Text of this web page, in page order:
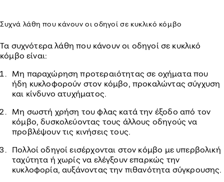
Συχνά λάθη που κάνουν οι οδηγοί σε κυκλικό κόμβο
Τα συχνότερα λάθη που κάνουν οι οδηγοί σε κυκλικό
κόμβο είναι:
Μη παραχώρηση προτεραιότητας σε οχήματα που
ήδη κυκλοφορούν στον κόμβο, προκαλώντας σύγχυση
και κίνδυνο ατυχήματος.
Μη σωστή χρήση του φλας κατά την έξοδο από τον
κόμβο, δυσκολεύοντας τους άλλους οδηγούς να
προβλέψουν τις κινήσεις τους.
Πολλοί οδηγοί εισέρχονται στον κόμβο με υπερβολική
ταχύτητα ή χωρίς να ελέγξουν επαρκώς την
κυκλοφορία, αυξάνοντας την πιθανότητα σύγκρουσης.